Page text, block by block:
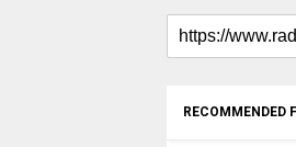
RECOMMENDED